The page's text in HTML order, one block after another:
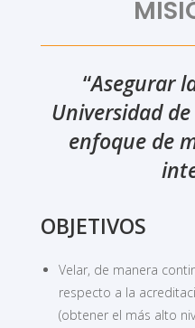
“Asegurar
Universidad
enfoque de
OBJETIVOS
Velar, de manera
respecto a la
(obtener el más alto